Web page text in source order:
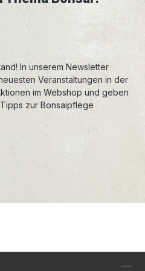
und variieren in Form
in Handarbeit
gebrannt
frostfest.
aufwendig
die Formen und
Auch die Glasuren
den Schalen
In unserem Newsletter
Veranstaltungen in der
im Webshop und geben
zur Bonsaipflege